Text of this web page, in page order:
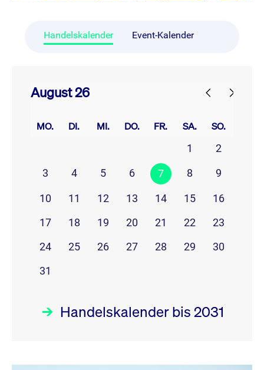
Handelskalender Event-Kalender
August 26
MO. DI. MI. DO. FR. SA. SO.
1
2
3
4 5 6 7 8 9
10 11 12 13 14 15
16
17
18 19 20 21 22
23
24
25 26 27 28 29
30
31
Handelskalender bis 2031